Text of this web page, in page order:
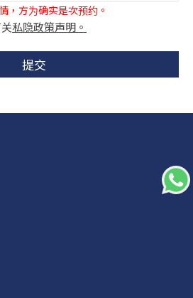
，方为确实是次预约。
私隐政策声明。
提交